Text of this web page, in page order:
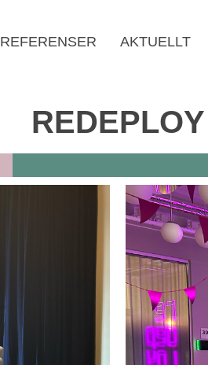
REFERENSER AKTUELLT
REDEPLOY